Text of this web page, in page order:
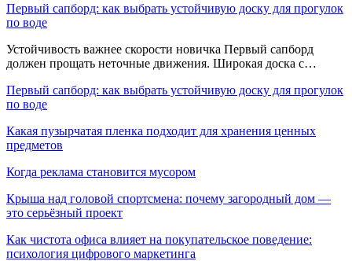
Первый сапборд: как выбрать устойчивую доску для прогулок
по воде
Устойчивость важнее скорости новичка Первый сапборд
должен прощать неточные движения. Широкая доска с…
Первый сапборд: как выбрать устойчивую доску для прогулок
по воде
Какая пузырчатая пленка подходит для хранения ценных
предметов
Когда реклама становится мусором
Крыша над головой спортсмена: почему загородный дом —
это серьёзный проект
Как чистота офиса влияет на покупательское поведение:
психология цифрового маркетинга